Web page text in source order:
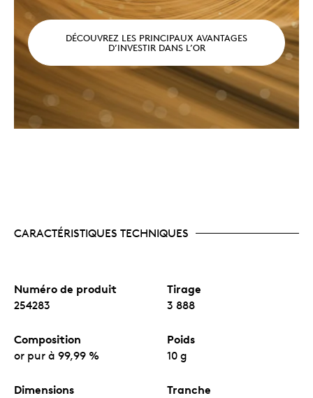
DÉCOUVREZ LES PRINCIPAUX AVANTAGES
D’INVESTIR DANS L’OR
CARACTÉRISTIQUES TECHNIQUES
Numéro de produit
254283
Tirage
3 888
Composition
or pur à 99,99 %
Poids
10 g
Dimensions Tranche